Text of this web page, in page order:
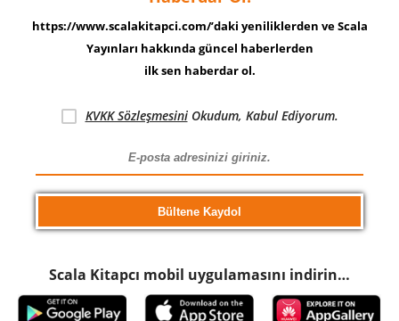
https://www.scalakitapci.com/’daki yeniliklerden ve Scala
Yayınları hakkında güncel haberlerden
ilk sen haberdar ol.
KVKK SözleşmesiniOkudum, Kabul Ediyorum.
Scala Kitapcı mobil uygulamasını indirin…